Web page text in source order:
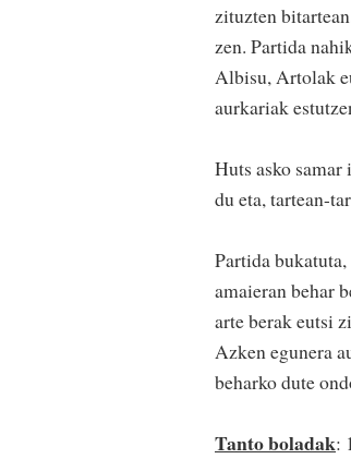
zituzten
zen. Partida
Albisu, Artolak
aurkariak
Huts asko
du eta, tartean-
Partida
amaieran behar
arte berak eutsi
Azken egunera
beharko dute
Tanto boladak: